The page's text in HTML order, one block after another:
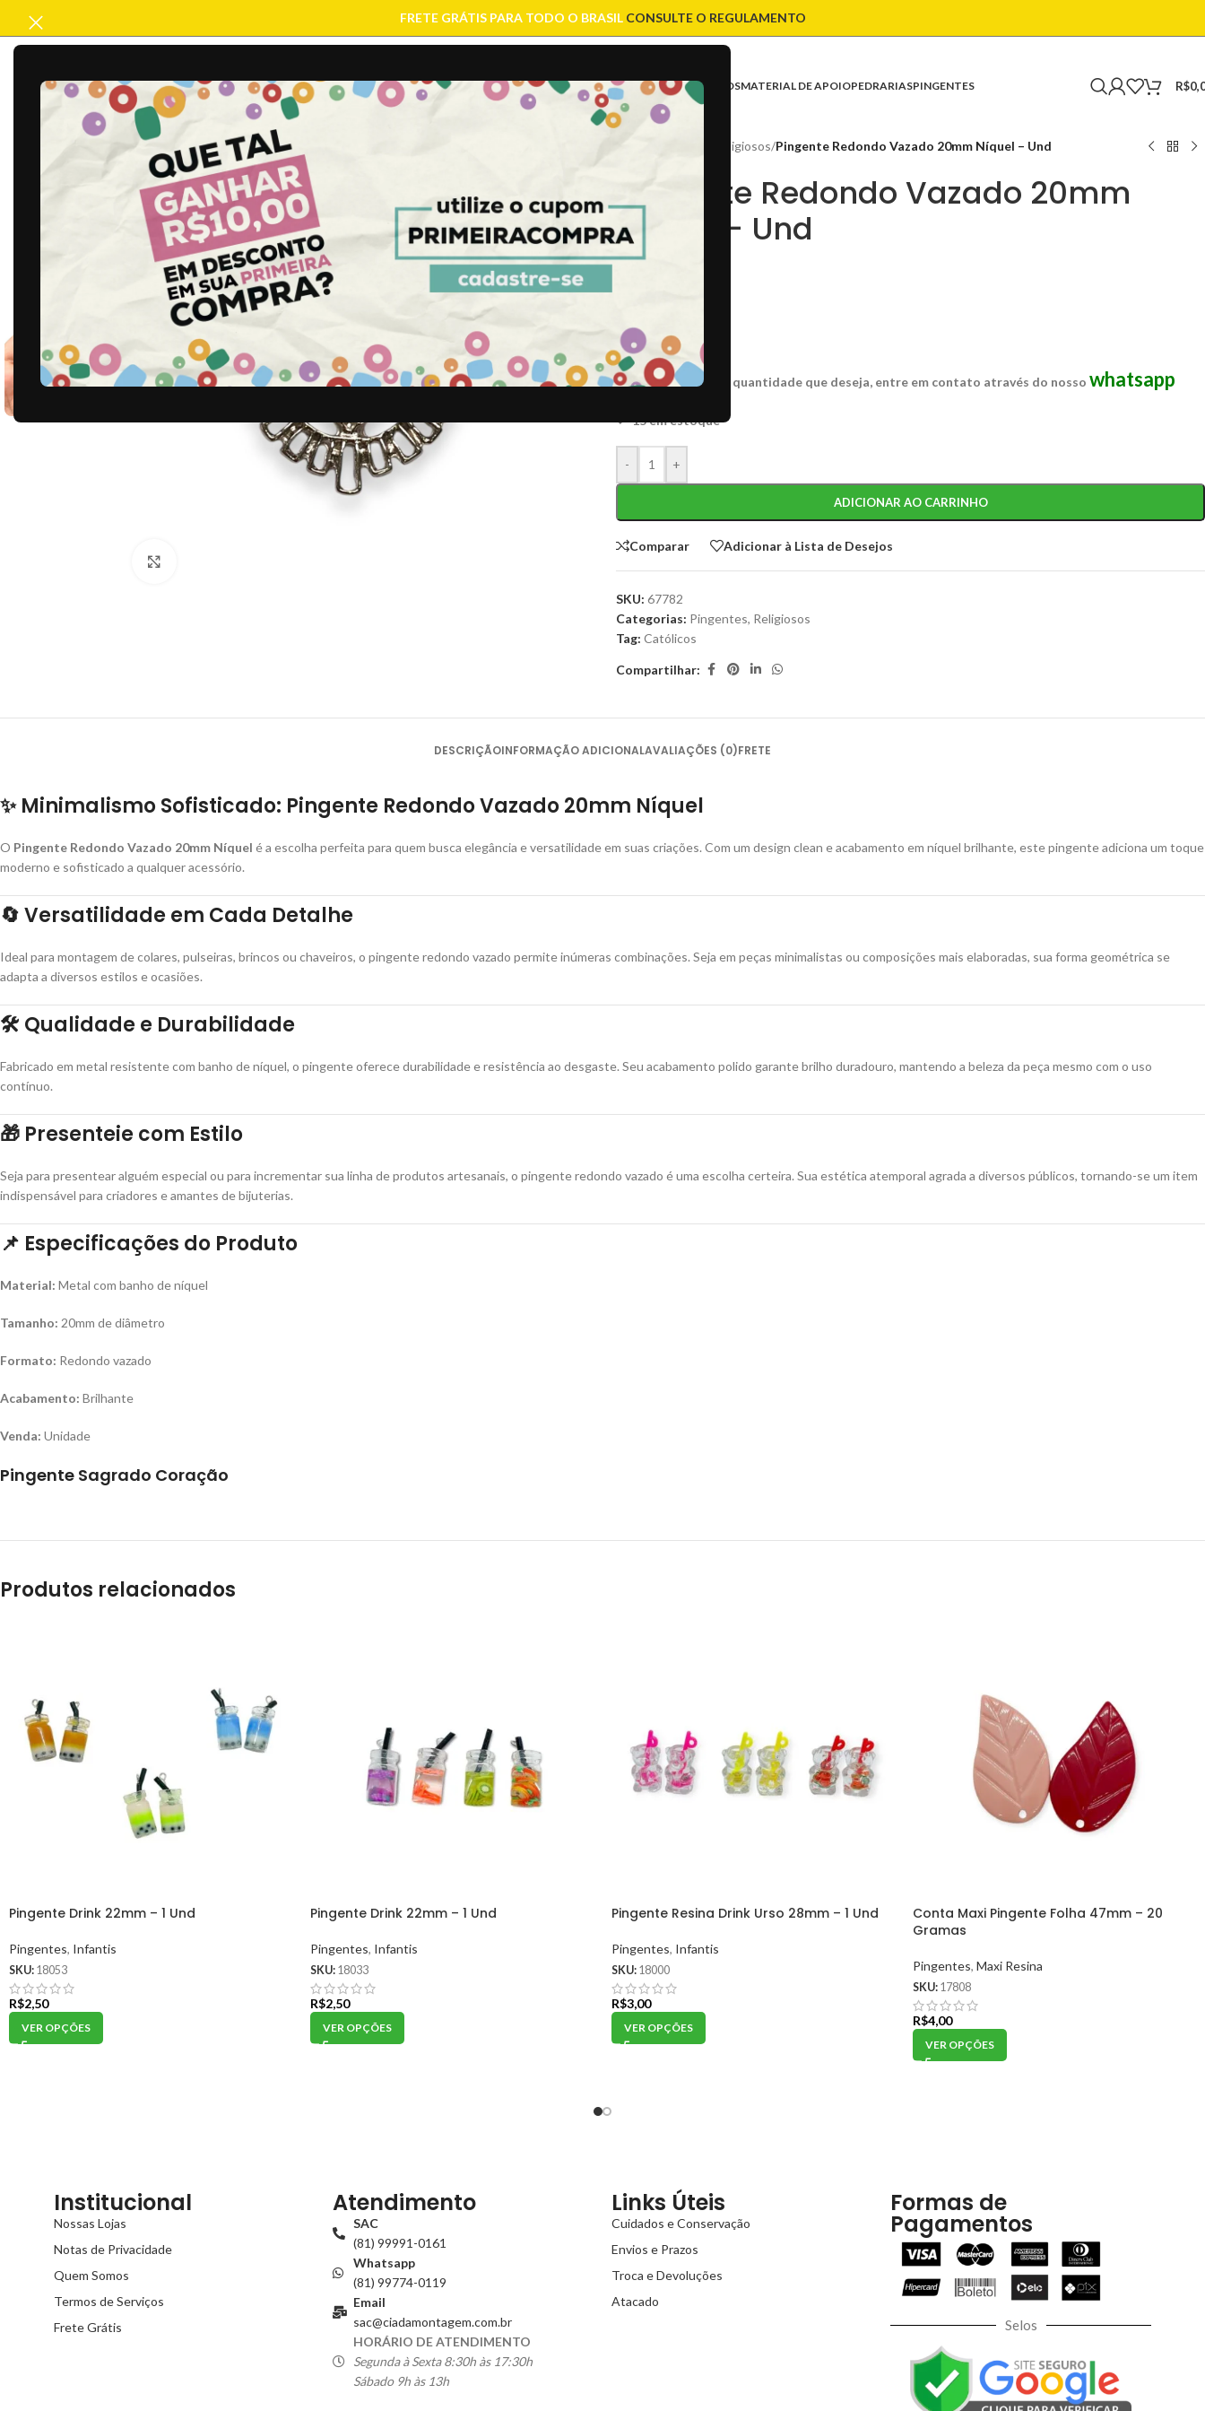
FRETE GRÁTIS PARA TODO O BRASIL CONSULTE O REGULAMENTO
ACABAMENTOARTESANATOBASESCONTAS CORRENTESENTREMEIOSFIOS E CORDÕES FECHOSMATERIAL DE APOIOPEDRARIASPINGENTES R$
Religiosos/Pingente Redondo Vazado 20mm Níquel – Und
Pingente Redondo Vazado 20mm
Níquel – Und
Cx:
PRG03
Caso não consiga a quantidade que deseja, entre em contato através do nosso whatsapp
15 em estoque
- +
ADICIONAR AO CARRINHO
Comparar Adicionar à Lista de Desejos
SKU: 67782
Categorias: Pingentes, Religiosos
Tag: Católicos
Compartilhar:
DESCRIÇÃOINFORMAÇÃO ADICIONALAVALIAÇÕES (0)FRETE
✨Minimalismo Sofisticado: Pingente Redondo Vazado 20mm Níquel
O Pingente Redondo Vazado 20mm Níquel é a escolha perfeita para quem busca elegância e versatilidade em suas criações. Com um design clean e acabamento em níquel brilhante, este pingente adiciona um toque
moderno e sofisticado a qualquer acessório.
🔄Versatilidade em Cada Detalhe
Ideal para montagem de colares, pulseiras, brincos ou chaveiros, o pingente redondo vazado permite inúmeras combinações. Seja em peças minimalistas ou composições mais elaboradas, sua forma geométrica se
adapta a diversos estilos e ocasiões.
🛠️ Qualidade e Durabilidade
Fabricado em metal resistente com banho de níquel, o pingente oferece durabilidade e resistência ao desgaste. Seu acabamento polido garante brilho duradouro, mantendo a beleza da peça mesmo com o uso
contínuo.
🎁 Presenteie com Estilo
Seja para presentear alguém especial ou para incrementar sua linha de produtos artesanais, o pingente redondo vazado é uma escolha certeira. Sua estética atemporal agrada a diversos públicos, tornando-se um item
indispensável para criadores e amantes de bijuterias.
📌 Especificações do Produto
Material: Metal com banho de níquel
Tamanho: 20mm de diâmetro
Formato: Redondo vazado
Acabamento: Brilhante
Venda: Unidade
Pingente Sagrado Coração
Produtos relacionados
Pingente Drink 22mm – 1 Und
Pingentes, Infantis
SKU: 18053
R$2,50
VER OPÇÕES
Pingente Drink 22mm – 1 Und
Pingentes, Infantis
SKU: 18033
R$2,50
VER OPÇÕES
Pingente Resina Drink Urso 28mm – 1 Und
Pingentes, Infantis
SKU: 18000
R$3,00
VER OPÇÕES
Conta Maxi Pingente Folha 47mm – 20
Gramas
Pingentes, Maxi Resina
SKU: 17808
R$4,00
VER OPÇÕES
Institucional
Nossas Lojas
Notas de Privacidade
Quem Somos
Termos de Serviços
Frete Grátis
Atendimento
SAC
(81) 99991-0161
Whatsapp
(81) 99774-0119
Email
sac@ciadamontagem.com.br
HORÁRIO DE ATENDIMENTO
Segunda à Sexta 8:30h às 17:30h
Sábado 9h às 13h
Links Úteis
Cuidados e Conservação
Envios e Prazos
Troca e Devoluções
Atacado
Formas de
Pagamentos
Selos